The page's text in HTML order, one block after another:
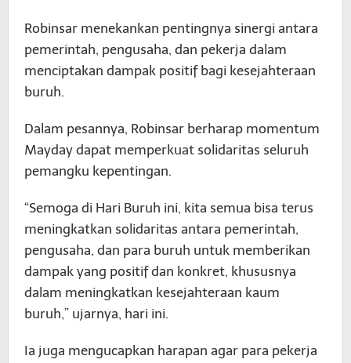
Robinsar menekankan pentingnya sinergi antara
pemerintah, pengusaha, dan pekerja dalam
menciptakan dampak positif bagi kesejahteraan
buruh.
Dalam pesannya, Robinsar berharap momentum
Mayday dapat memperkuat solidaritas seluruh
pemangku kepentingan.
“Semoga di Hari Buruh ini, kita semua bisa terus
meningkatkan solidaritas antara pemerintah,
pengusaha, dan para buruh untuk memberikan
dampak yang positif dan konkret, khususnya
dalam meningkatkan kesejahteraan kaum
buruh,” ujarnya, hari ini.
Ia juga mengucapkan harapan agar para pekerja